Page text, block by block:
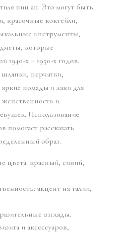
пин ап. Это могут быть
красочные коктейли,
инструменты,
которые
1940-х – 1950-х годов.
перчатки,
помады и лаки для
и
Использование
помогает рассказать
образ.
цвета: красный, синий,
акцент на талии,
взгляды.
и аксессуаров,